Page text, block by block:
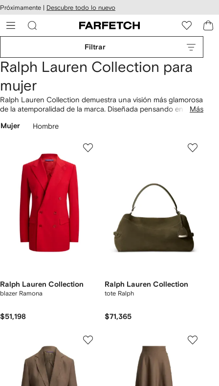
al
Próximamente | Descubre todo lo nuevo
Filtrar
Ralph Lauren Collection para
mujer
Ralph Lauren Collection demuestra una visión más glamorosa
de la atemporalidad de la marca. Diseñada pensando en la
ropafemenina de la marca. Cuenta tu propia historia con una
Más
Mujer Hombre
Ralph Lauren Collection
blazer Ramona
$51,198
Ralph Lauren Collection
tote Ralph
$71,365